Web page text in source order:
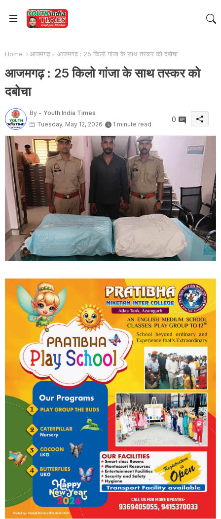
Home आजमगढ़ आजमगढ़ : 25 किलो गांजा के साथ तस्कर को दबोचा
आजमगढ़ : 25 किलो गांजा के साथ तस्कर को
दबोचा
By - Youth India Times
Tuesday, May 12, 2026
1 minute read
0